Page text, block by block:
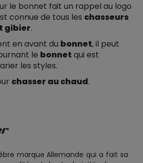
le bonnet fait un rappel au logo
connue de tous les chasseurs
gibier.
en avant du bonnet, il peut
le bonnet qui est
les styles.
chasser au chaud.
marque Allemande qui a fait sa